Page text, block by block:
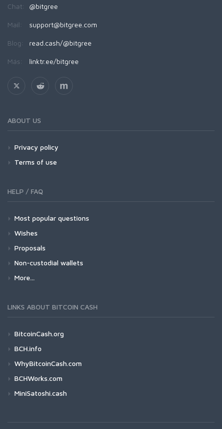
Chat: @bitgree
Mail: support@bitgree.com
Blog: read.cash/@bitgree
Más: linktr.ee/bitgree
ABOUT US
Privacy policy
Terms of use
HELP / FAQ
Most popular questions
Wishes
Proposals
Non-custodial wallets
More...
LINKS ABOUT BITCOIN CASH
BitcoinCash.org
BCH.info
WhyBitcoinCash.com
BCHWorks.com
MiniSatoshi.cash